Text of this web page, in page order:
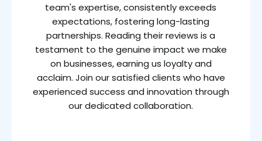
team's expertise, consistently exceeds
expectations, fostering long-lasting
partnerships. Reading their reviews is a
testament to the genuine impact we make
on businesses, earning us loyalty and
acclaim. Join our satisfied clients who have
experienced success and innovation through
our dedicated collaboration.